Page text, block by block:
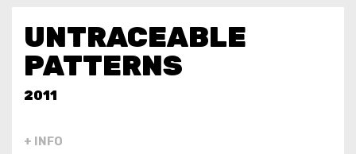
UNTRACEABLE
PATTERNS
2011
+ INFO